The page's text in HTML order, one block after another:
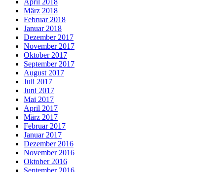
März 2018
Februar 2018
Januar 2018
Dezember 2017
November 2017
Oktober 2017
September 2017
August 2017
Juli 2017
Juni 2017
Mai 2017
April 2017
März 2017
Februar 2017
Januar 2017
Dezember 2016
November 2016
Oktober 2016
September 2016